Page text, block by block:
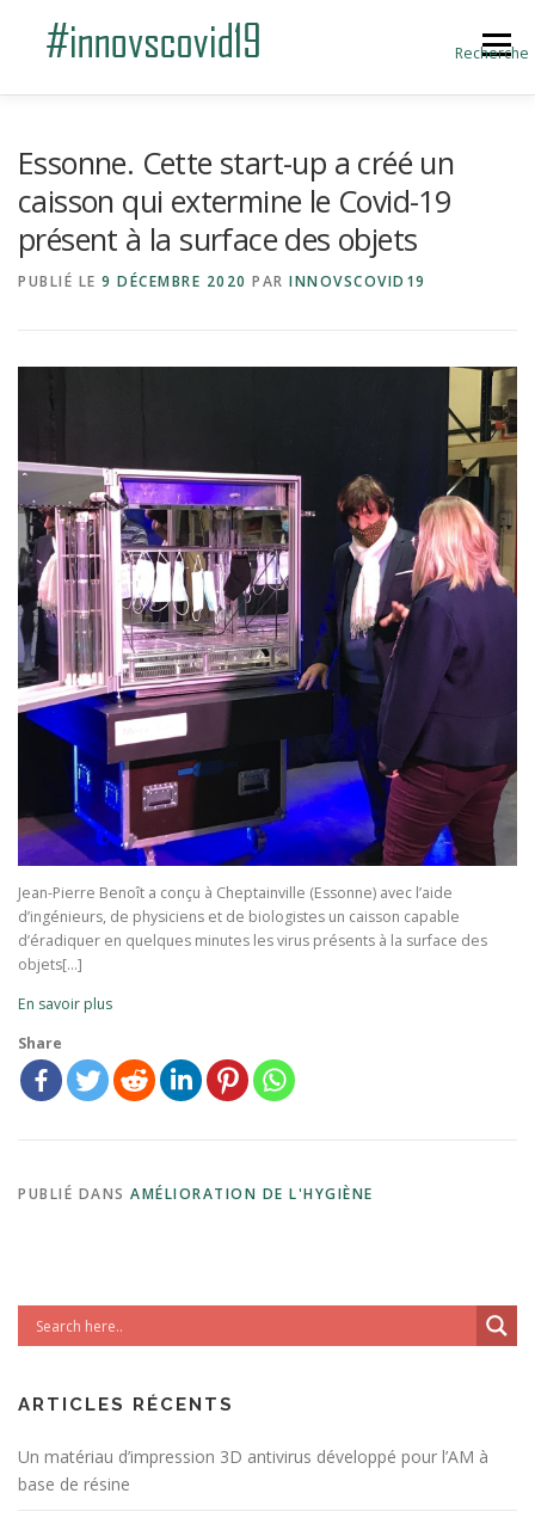
Recherche
Menu
SOUMETTRE UNE INNOVATION
Essonne. Cette start-up a créé un
caisson qui extermine le Covid-19
présent à la surface des objets
PUBLIÉ LE 9 DÉCEMBRE 2020 PAR INNOVSCOVID19
Jean-Pierre Benoît a conçu à Cheptainville (Essonne) avec l’aide
d’ingénieurs, de physiciens et de biologistes un caisson capable
d’éradiquer en quelques minutes les virus présents à la surface des
objets[…]
En savoir plus
Share
PUBLIÉ DANS AMÉLIORATION DE L'HYGIÈNE
ARTICLES RÉCENTS
Un matériau d’impression 3D antivirus développé pour l’AM à
base de résine